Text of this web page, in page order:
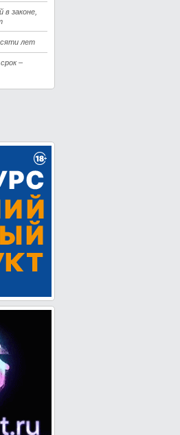
в законе,
лет
–